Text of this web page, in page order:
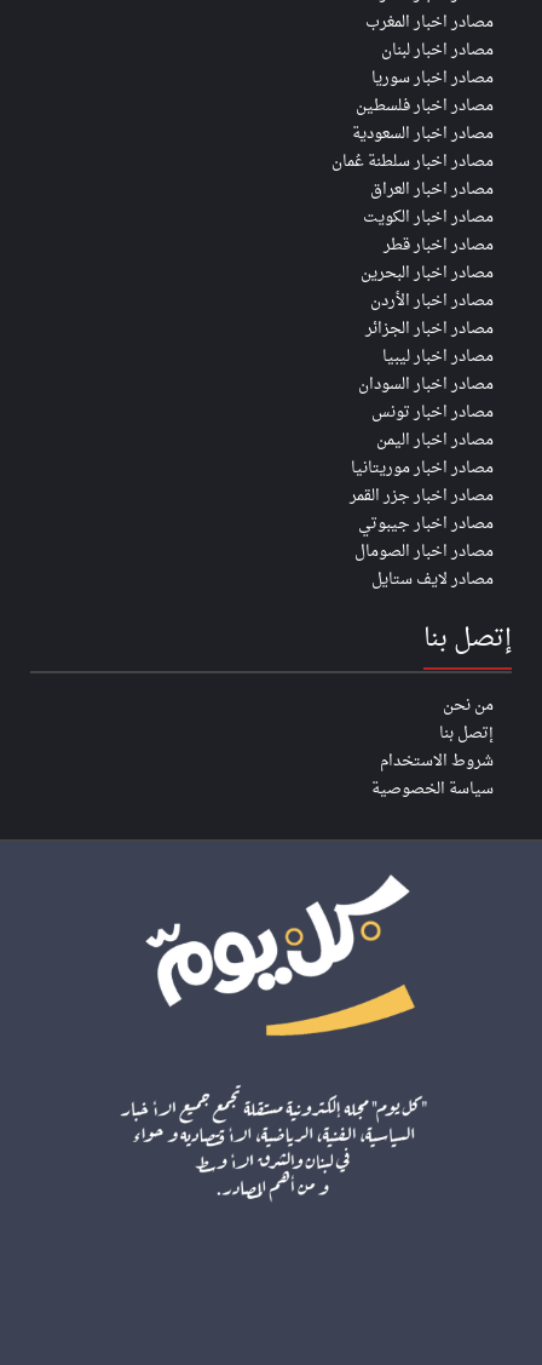
مصادر اخبار المغرب
مصادر اخبار لبنان
مصادر اخبار سوريا
مصادر اخبار فلسطين
مصادر اخبار السعودية
مصادر اخبار سلطنة عُمان
مصادر اخبار العراق
مصادر اخبار الكويت
مصادر اخبار قطر
مصادر اخبار البحرين
مصادر اخبار الأردن
مصادر اخبار الجزائر
مصادر اخبار ليبيا
مصادر اخبار السودان
مصادر اخبار تونس
مصادر اخبار اليمن
مصادر اخبار موريتانيا
مصادر اخبار جزر القمر
مصادر اخبار جيبوتي
مصادر اخبار الصومال
مصادر لايف ستايل
إتصل بنا
من نحن
إتصل بنا
شروط الاستخدام
سياسة الخصوصية